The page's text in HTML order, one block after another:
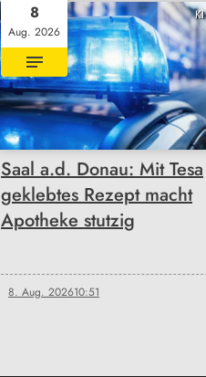
8
Aug. 2026
Saal a.d. Donau: Mit Tesa
geklebtes Rezept macht
Apotheke stutzig
8. Aug. 202610:51